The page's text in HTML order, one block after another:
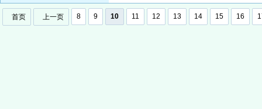
首页 上一页 8 9 10 11 12 13 14 15 16